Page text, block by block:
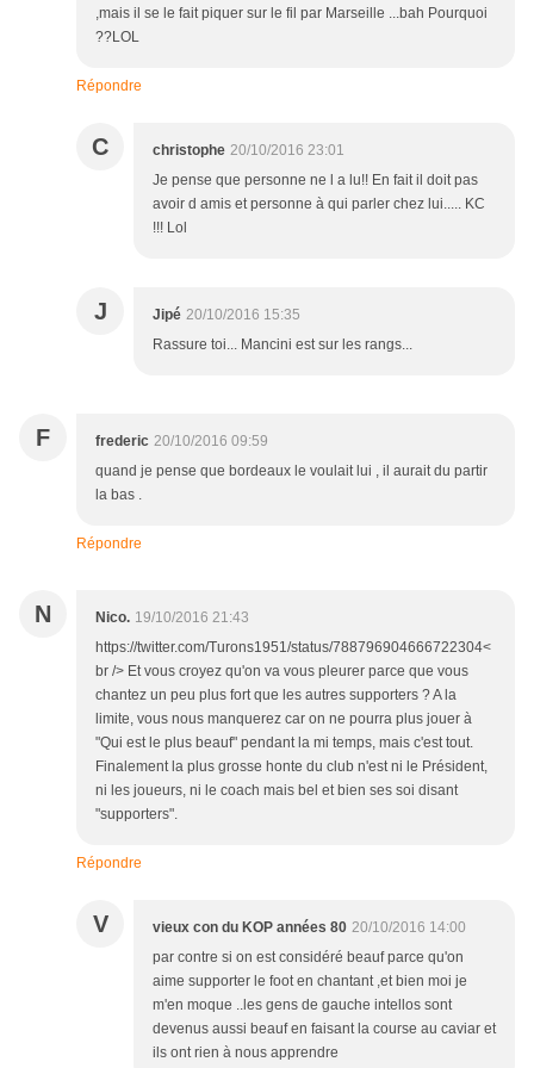
,mais il se le fait piquer sur le fil par Marseille ...bah Pourquoi
??LOL
Répondre
C christophe 20/10/2016 23:01
Je pense que personne ne l a lu!! En fait il doit pas
avoir d amis et personne à qui parler chez lui..... KC
!!! Lol
J Jipé 20/10/2016 15:35
Rassure toi... Mancini est sur les rangs...
F frederic 20/10/2016 09:59
quand je pense que bordeaux le voulait lui , il aurait du partir
la bas .
Répondre
N Nico. 19/10/2016 21:43
https://twitter.com/Turons1951/status/788796904666722304<
br /> Et vous croyez qu'on va vous pleurer parce que vous
chantez un peu plus fort que les autres supporters ? A la
limite, vous nous manquerez car on ne pourra plus jouer à
"Qui est le plus beauf" pendant la mi temps, mais c'est tout.
Finalement la plus grosse honte du club n'est ni le Président,
ni les joueurs, ni le coach mais bel et bien ses soi disant
"supporters".
Répondre
V vieux con du KOP années 80 20/10/2016 14:00
par contre si on est considéré beauf parce qu'on
aime supporter le foot en chantant ,et bien moi je
m'en moque ..les gens de gauche intellos sont
devenus aussi beauf en faisant la course au caviar et
ils ont rien à nous apprendre